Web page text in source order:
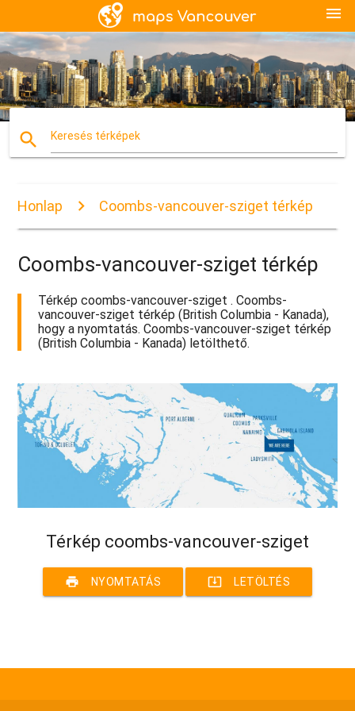
menu
search Keresés térképek
Honlap Coombs-vancouver-sziget térkép
Coombs-vancouver-sziget térkép
Térkép coombs-vancouver-sziget . Coombs-
vancouver-sziget térkép (British Columbia - Kanada),
hogy a nyomtatás. Coombs-vancouver-sziget térkép
(British Columbia - Kanada) letölthető.
Térkép coombs-vancouver-sziget
print NYOMTATÁS system_update_alt LETÖLTÉS